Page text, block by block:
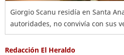
Giorgio Scanu residía en Santa
autoridades, no convivía con sus
Redacción El Heraldo